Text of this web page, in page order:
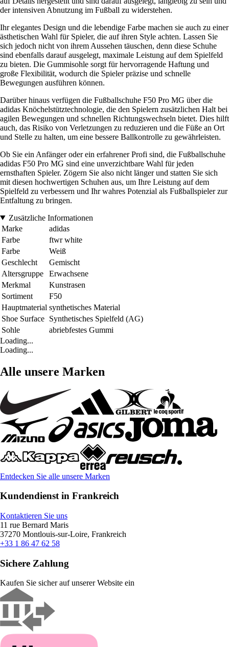
der intensiven Abnutzung im Fußball zu widerstehen.
Ihr elegantes Design und die lebendige Farbe machen sie auch zu einer
ästhetischen Wahl für Spieler, die auf ihren Style achten. Lassen Sie
sich jedoch nicht von ihrem Aussehen täuschen, denn diese Schuhe
sind ebenfalls darauf ausgelegt, maximale Leistung auf dem Spielfeld
zu bieten. Die Gummisohle sorgt für hervorragende Haftung und
große Flexibilität, wodurch die Spieler präzise und schnelle
Bewegungen ausführen können.
Darüber hinaus verfügen die Fußballschuhe F50 Pro MG über die
adidas Knöchelstütztechnologie, die den Spielern zusätzlichen Halt bei
agilen Bewegungen und schnellen Richtungswechseln bietet. Dies hilft
auch, das Risiko von Verletzungen zu reduzieren und die Füße an Ort
und Stelle zu halten, um eine bessere Ballkontrolle zu gewährleisten.
Ob Sie ein Anfänger oder ein erfahrener Profi sind, die Fußballschuhe
adidas F50 Pro MG sind eine unverzichtbare Wahl für jeden
ernsthaften Spieler. Zögern Sie also nicht länger und statten Sie sich
mit diesen hochwertigen Schuhen aus, um Ihre Leistung auf dem
Spielfeld zu verbessern und Ihr wahres Potenzial als Fußballspieler zur
Entfaltung zu bringen.
Zusätzliche Informationen
Marke
adidas
Farbe
ftwr white
Farbe
Weiß
Geschlecht
Gemischt
Altersgruppe
Erwachsene
Merkmal
Kunstrasen
Sortiment
F50
Hauptmaterial synthetisches Material
Shoe Surface Synthetisches Spielfeld (AG)
Sohle
abriebfestes Gummi
Loading...
Loading...
Alle unsere Marken
Entdecken Sie alle unsere Marken
Kundendienst in Frankreich
Kontaktieren Sie uns
11 rue Bernard Maris
37270 Montlouis-sur-Loire, Frankreich
+33 1 86 47 62 58
Sichere Zahlung
Kaufen Sie sicher auf unserer Website ein